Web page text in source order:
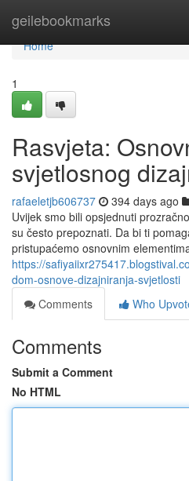
geilebookmarks
Home
Home
1
Rasvjeta:
svjetlosnog
rafaeletjb606737 394 days ago
Uvijek smo bili opsjednuti
su često prepoznati. Da bi ti
pristupaćemo osnovnim
https://
dom-osnove-dizajniranja-svjetlosti
Comments
Who
Comments
Submit a Comment
No HTML